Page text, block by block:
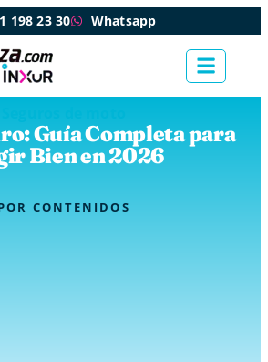
198 23 30 Whatsapp
Guía Completa para
Bien en 2026
CONTENIDOS